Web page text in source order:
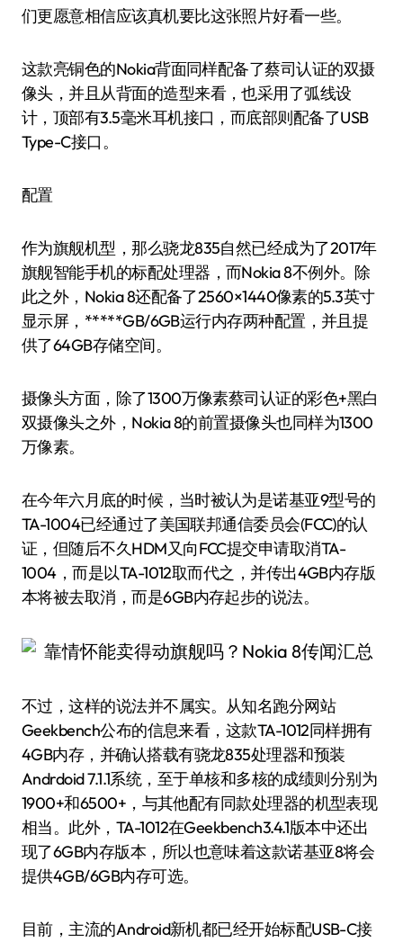
们更愿意相信应该真机要比这张照片好看一些。
这款亮铜色的Nokia背面同样配备了蔡司认证的双摄
像头，并且从背面的造型来看，也采用了弧线设
计，顶部有3.5毫米耳机接口，而底部则配备了USB
Type-C接口。
配置
作为旗舰机型，那么骁龙835自然已经成为了2017年
旗舰智能手机的标配处理器，而Nokia 8不例外。除
此之外，Nokia 8还配备了2560×1440像素的5.3英寸
显示屏，*****GB/6GB运行内存两种配置，并且提
供了64GB存储空间。
摄像头方面，除了1300万像素蔡司认证的彩色+黑白
双摄像头之外，Nokia 8的前置摄像头也同样为1300
万像素。
在今年六月底的时候，当时被认为是诺基亚9型号的
TA-1004已经通过了美国联邦通信委员会(FCC)的认
证，但随后不久HDM又向FCC提交申请取消TA-
1004，而是以TA-1012取而代之，并传出4GB内存版
本将被去取消，而是6GB内存起步的说法。
不过，这样的说法并不属实。从知名跑分网站
Geekbench公布的信息来看，这款TA-1012同样拥有
4GB内存，并确认搭载有骁龙835处理器和预装
Andrdoid 7.1.1系统，至于单核和多核的成绩则分别为
1900+和6500+，与其他配有同款处理器的机型表现
相当。此外，TA-1012在Geekbench3.4.1版本中还出
现了6GB内存版本，所以也意味着这款诺基亚8将会
提供4GB/6GB内存可选。
目前，主流的Android新机都已经开始标配USB-C接